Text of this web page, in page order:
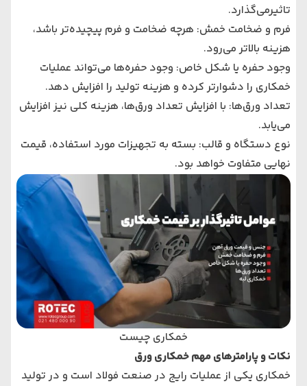
تاثیرمی‌گذارد.
فرم و ضخامت خمش: هرچه ضخامت و فرم پیچیده‌تر باشد،
هزینه بالاتر می‌رود.
وجود حفره یا شکل خاص: وجود حفره‌ها می‌تواند عملیات
خمکاری را دشوارتر کرده و هزینه تولید را افزایش دهد.
تعداد ورق‌ها: با افزایش تعداد ورق‌ها، هزینه کلی نیز افزایش
می‌یابد.
نوع دستگاه و قالب: بسته به تجهیزات مورد استفاده، قیمت
نهایی متفاوت خواهد بود.
خمکاری چیست
نکات و پارامترهای مهم خمکاری ورق
خمکاری یکی از عملیات رایج در صنعت فولاد است و در تولید